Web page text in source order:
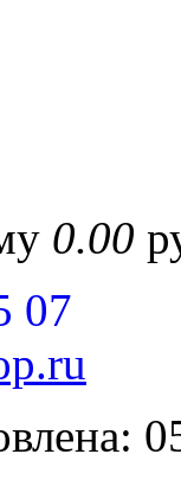
0.00
07